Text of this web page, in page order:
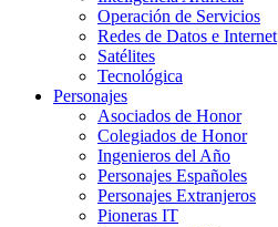
Operación de Servicios
Redes de Datos e Internet
Satélites
Tecnológica
Personajes
Asociados de Honor
Colegiados de Honor
Ingenieros del Año
Personajes Españoles
Personajes Extranjeros
Pioneras IT